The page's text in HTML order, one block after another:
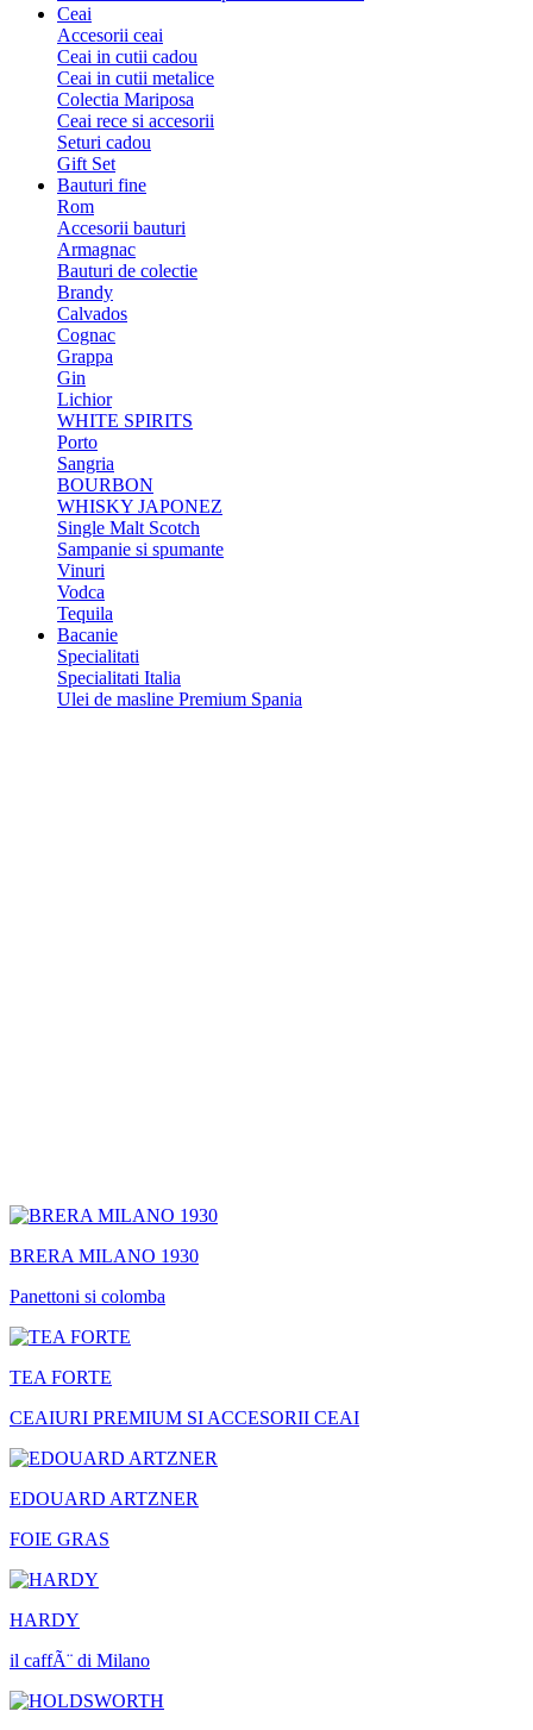
Ceai
Accesorii ceai
Ceai in cutii cadou
Ceai in cutii metalice
Colectia Mariposa
Ceai rece si accesorii
Seturi cadou
Gift Set
Bauturi fine
Rom
Accesorii bauturi
Armagnac
Bauturi de colectie
Brandy
Calvados
Cognac
Grappa
Gin
Lichior
WHITE SPIRITS
Porto
Sangria
BOURBON
WHISKY JAPONEZ
Single Malt Scotch
Sampanie si spumante
Vinuri
Vodca
Tequila
Bacanie
Specialitati
Specialitati Italia
Ulei de masline Premium Spania
BRERA MILANO 1930
Panettoni si colomba
TEA FORTE
CEAIURI PREMIUM SI ACCESORII CEAI
EDOUARD ARTZNER
FOIE GRAS
HARDY
il caffÃ¨ di Milano